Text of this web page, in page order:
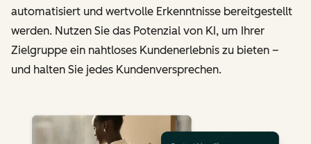
automatisiert und wertvolle Erkenntnisse bereitgestellt
werden. Nutzen Sie das Potenzial von KI, um Ihrer
Zielgruppe ein nahtloses Kundenerlebnis zu bieten –
und halten Sie jedes Kundenversprechen.